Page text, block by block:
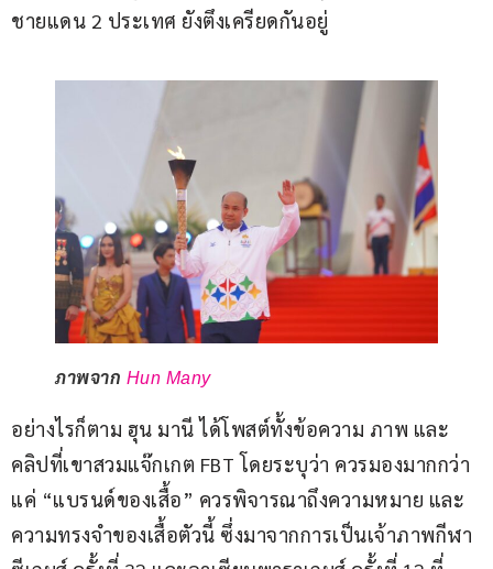
ชายแดน 2 ประเทศ ยังตึงเครียดกันอยู่
ภาพจาก Hun Many
อย่างไรก็ตาม ฮุน มานี ได้โพสต์ทั้งข้อความ ภาพ และ
คลิปที่เขาสวมแจ๊กเกต FBT โดยระบุว่า ควรมองมากกว่า
แค่ “แบรนด์ของเสื้อ” ควรพิจารณาถึงความหมาย และ
ความทรงจำของเสื้อตัวนี้ ซึ่งมาจากการเป็นเจ้าภาพกีฬา